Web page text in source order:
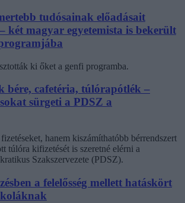
tudósainak előadásait
két magyar egyetemista is bekerült
ki őket a genfi programba.
bére, cafetéria, túlórapótlék –
sürgeti a PDSZ a
hanem kiszámíthatóbb bérrendszert
túlóra kifizetését is szeretné elérni a
Szakszervezete (PDSZ).
a felelősség mellett hatáskört